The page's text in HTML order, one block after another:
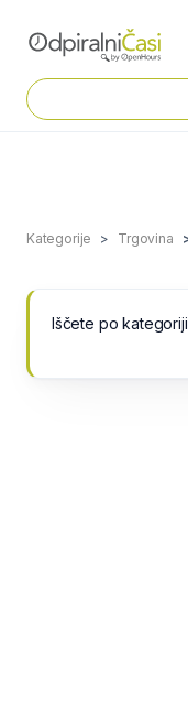
Kategorije Trgovina
Iščete po kategoriji